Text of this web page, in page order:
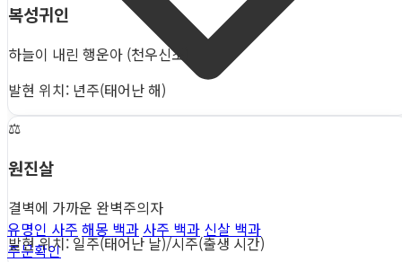
유명인 사주 해몽 백과 사주 백과 신살 백과
주문확인
복성귀인
하늘이 내린 행운아 (천우신조)
발현 위치: 년주(태어난 해)
⚖️
원진살
결벽에 가까운 완벽주의자
발현 위치: 일주(태어난 날)/시주(출생 시간)